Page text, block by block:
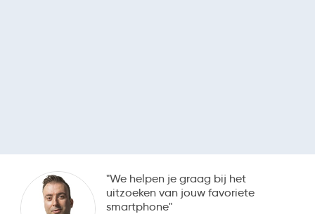
"We helpen je graag bij het
uitzoeken van jouw favoriete
smartphone"